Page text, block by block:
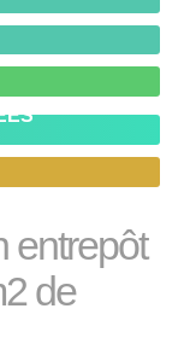
entrepôt
de